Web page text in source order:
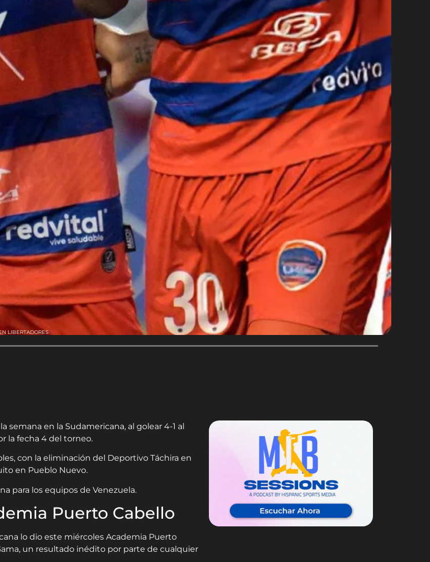
LIBERTADORES
semana en la Sudamericana, al golear 4-1 al
la fecha 4 del torneo.
con la eliminación del Deportivo Táchira en
en Pueblo Nuevo.
para los equipos de Venezuela.
Puerto Cabello
lo dio este miércoles Academia Puerto
un resultado inédito por parte de cualquier